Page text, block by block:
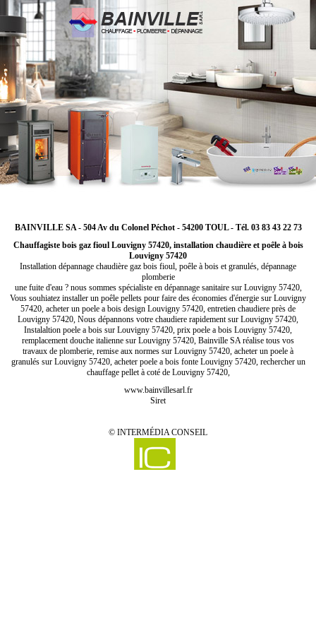
BAINVILLE SA - 504 Av du Colonel Péchot - 54200 TOUL - Tél. 03 83 43 22 73
Chauffagiste bois gaz fioul Louvigny 57420, installation chaudière et poêle à bois
Louvigny 57420
Installation dépannage chaudière gaz bois fioul, poêle à bois et granulés, dépannage
plomberie
une fuite d'eau ? nous sommes spécialiste en dépannage sanitaire sur Louvigny 57420,
Vous souhiatez installer un poêle pellets pour faire des économies d'énergie sur Louvigny
57420, acheter un poele a bois design Louvigny 57420, entretien chaudiere près de
Louvigny 57420, Nous dépannons votre chaudiere rapidement sur Louvigny 57420,
Instalaltion poele a bois sur Louvigny 57420, prix poele a bois Louvigny 57420,
remplacement douche italienne sur Louvigny 57420, Bainville SA réalise tous vos
travaux de plomberie, remise aux normes sur Louvigny 57420, acheter un poele à
granulés sur Louvigny 57420, acheter poele a bois fonte Louvigny 57420, rechercher un
chauffage pellet à coté de Louvigny 57420,
www.bainvillesarl.fr
Siret
© INTERMÉDIA CONSEIL